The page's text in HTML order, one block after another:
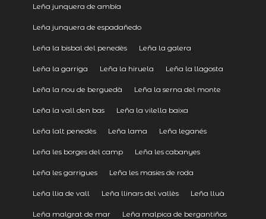
Leña junquera de ambía
Leña junquera de espadañedo
Leña la bisbal del penedès Leña la galera
Leña la garriga Leña la hiruela Leña la llagosta
Leña la nou de berguedà Leña la serna del monte
Leña la vall den bas Leña la vilella baixa
Leña lalt penedès Leña lama Leña leganés
Leña les borges del camp Leña les cabanyes
Leña les garrigues Leña les masies de roda
Leña llia de vall Leña llinars del vallès Leña lluà
Leña malgrat de mar Leña malpica de bergantiños